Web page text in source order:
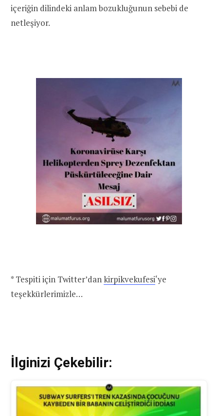
içeriğin dilindeki anlam bozukluğunun sebebi de
netleşiyor.
* Tespiti için Twitter’dankirpikvekufesi‘ye
teşekkürlerimizle…
İlginizi Çekebilir: